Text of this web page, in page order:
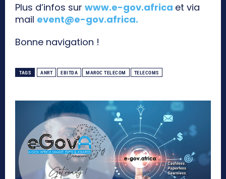
Plus d’infos sur www.e-gov.africa et via
mail event@e-gov.africa.
Bonne navigation !
TAGS ANRT EBITDA MAROC TELECOM TELECOMS